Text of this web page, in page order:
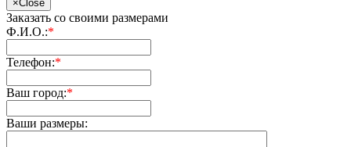
×Close
Заказать со своими размерами
Ф.И.О.:*
Телефон:*
Ваш город:*
Ваши размеры: